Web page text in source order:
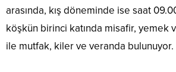
arasında, kış döneminde ise saat
köşkün birinci katında misafir, yemek
ile mutfak, kiler ve veranda bulunuyor.